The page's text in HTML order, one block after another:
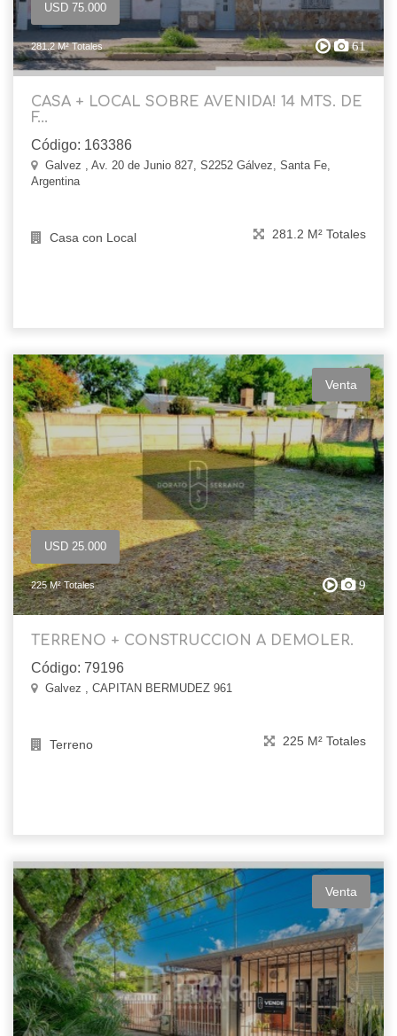
USD 75.000
281.2 M² Totales 61
CASA + LOCAL SOBRE AVENIDA! 14 MTS. DE
F...
Código: 163386
Galvez , Av. 20 de Junio 827, S2252 Gálvez, Santa Fe,
Argentina
Casa con Local 281.2 M² Totales
Venta
USD 25.000
225 M² Totales 9
TERRENO + CONSTRUCCION A DEMOLER.
Código: 79196
Galvez , CAPITAN BERMUDEZ 961
Terreno 225 M² Totales
Venta